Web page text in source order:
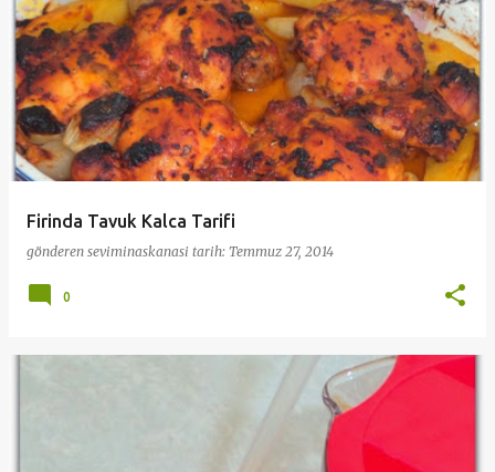
Firinda Tavuk Kalca Tarifi
gönderen seviminaskanasi tarih: Temmuz 27, 2014
0